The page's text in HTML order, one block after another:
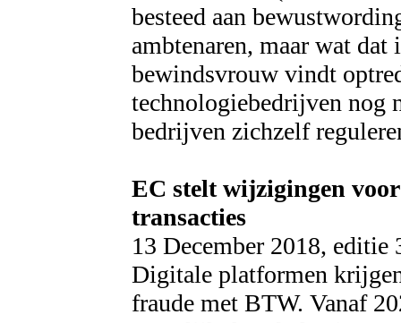
besteed aan
ambtenaren, maar wat
bewindsvrouw vindt
technologiebedrijven nog
bedrijven zichzelf
EC stelt wijzigingen
transacties
13 December 2018, editie
Digitale platformen
fraude met BTW. Vanaf